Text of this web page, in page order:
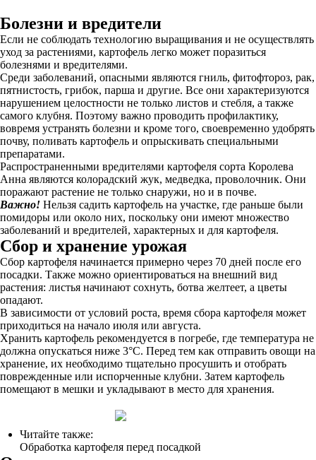
Болезни и вредители
Если не соблюдать технологию выращивания и не осуществлять
уход за растениями, картофель легко может поразиться
болезнями и вредителями.
Среди заболеваний, опасными являются гниль, фитофтороз, рак,
пятнистость, грибок, парша и другие. Все они характеризуются
нарушением целостности не только листов и стебля, а также
самого клубня. Поэтому важно проводить профилактику,
вовремя устранять болезни и кроме того, своевременно удобрять
почву, поливать картофель и опрыскивать специальными
препаратами.
Распространенными вредителями картофеля сорта Королева
Анна являются колорадский жук, медведка, проволочник. Они
поражают растение не только снаружи, но и в почве.
Важно! Нельзя садить картофель на участке, где раньше были
помидоры или около них, поскольку они имеют множество
заболеваний и вредителей, характерных и для картофеля.
Сбор и хранение урожая
Сбор картофеля начинается примерно через 70 дней после его
посадки. Также можно ориентироваться на внешний вид
растения: листья начинают сохнуть, ботва желтеет, а цветы
опадают.
В зависимости от условий роста, время сбора картофеля может
приходиться на начало июля или августа.
Хранить картофель рекомендуется в погребе, где температура не
должна опускаться ниже 3°C. Перед тем как отправить овощи на
хранение, их необходимо тщательно просушить и отобрать
поврежденные или испорченные клубни. Затем картофель
помещают в мешки и укладывают в место для хранения.
Читайте также:
Обработка картофеля перед посадкой